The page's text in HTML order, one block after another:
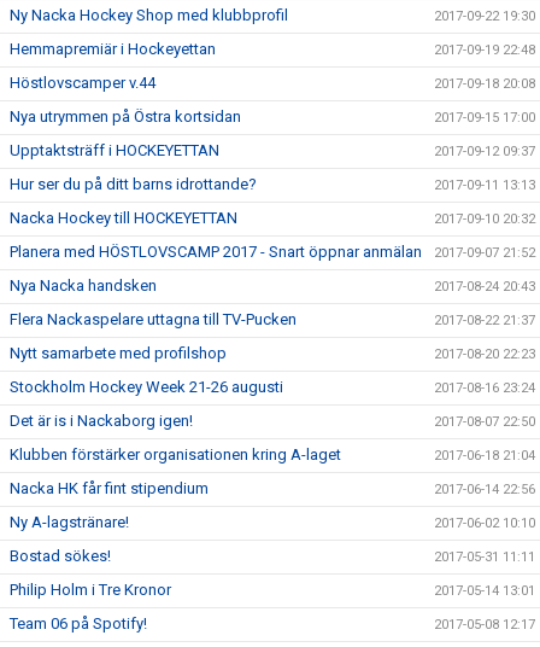
Ny Nacka Hockey Shop med klubbprofil 2017-09-22 19:30
Hemmapremiär i Hockeyettan 2017-09-19 22:48
Höstlovscamper v.44 2017-09-18 20:08
Nya utrymmen på Östra kortsidan 2017-09-15 17:00
Upptaktsträff i HOCKEYETTAN 2017-09-12 09:37
Hur ser du på ditt barns idrottande? 2017-09-11 13:13
Nacka Hockey till HOCKEYETTAN 2017-09-10 20:32
Planera med HÖSTLOVSCAMP 2017 - Snart öppnar anmälan 2017-09-07 21:52
Nya Nacka handsken 2017-08-24 20:43
Flera Nackaspelare uttagna till TV-Pucken 2017-08-22 21:37
Nytt samarbete med profilshop 2017-08-20 22:23
Stockholm Hockey Week 21-26 augusti 2017-08-16 23:24
Det är is i Nackaborg igen! 2017-08-07 22:50
Klubben förstärker organisationen kring A-laget 2017-06-18 21:04
Nacka HK får fint stipendium 2017-06-14 22:56
Ny A-lagstränare! 2017-06-02 10:10
Bostad sökes! 2017-05-31 11:11
Philip Holm i Tre Kronor 2017-05-14 13:01
Team 06 på Spotify! 2017-05-08 12:17